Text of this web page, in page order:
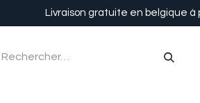
Livraison gratuite en belgique à